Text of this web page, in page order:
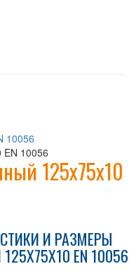
10056
EN 10056
125х75х10
И РАЗМЕРЫ
EN 10056